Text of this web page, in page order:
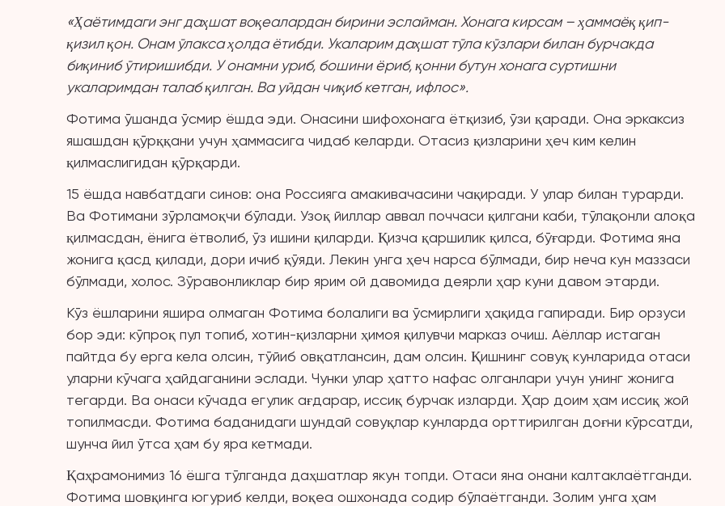
«Ҳаётимдаги энг даҳшат воқеалардан бирини эслайман. Хонага кирсам – ҳаммаёқ қип-
қизил қон. Онам ўлакса ҳолда ётибди. Укаларим даҳшат тўла кўзлари билан бурчакда
биқиниб ўтиришибди. У онамни уриб, бошини ёриб, қонни бутун хонага суртишни
укаларимдан талаб қилган. Ва уйдан чиқиб кетган, ифлос».
Фотима ўшанда ўсмир ёшда эди. Онасини шифохонага ётқизиб, ўзи қаради. Она эркаксиз
яшашдан қўрққани учун ҳаммасига чидаб келарди. Отасиз қизларини ҳеч ким келин
қилмаслигидан қўрқарди.
15 ёшда навбатдаги синов: она Россияга амакивачасини чақиради. У улар билан турарди.
Ва Фотимани зўрламоқчи бўлади. Узоқ йиллар аввал поччаси қилгани каби, тўлақонли алоқа
қилмасдан, ёнига ётволиб, ўз ишини қиларди. Қизча қаршилик қилса, бўғарди. Фотима яна
жонига қасд қилади, дори ичиб қўяди. Лекин унга ҳеч нарса бўлмади, бир неча кун маззаси
бўлмади, холос. Зўравонликлар бир ярим ой давомида деярли ҳар куни давом этарди.
Кўз ёшларини яшира олмаган Фотима болалиги ва ўсмирлиги ҳақида гапиради. Бир орзуси
бор эди: кўпроқ пул топиб, хотин-қизларни ҳимоя қилувчи марказ очиш. Аёллар истаган
пайтда бу ерга кела олсин, тўйиб овқатлансин, дам олсин. Қишнинг совуқ кунларида отаси
уларни кўчага ҳайдаганини эслади. Чунки улар ҳатто нафас олганлари учун унинг жонига
тегарди. Ва онаси кўчада егулик ағдарар, иссиқ бурчак изларди. Ҳар доим ҳам иссиқ жой
топилмасди. Фотима баданидаги шундай совуқлар кунларда орттирилган доғни кўрсатди,
шунча йил ўтса ҳам бу яра кетмади.
Қаҳрамонимиз 16 ёшга тўлганда даҳшатлар якун топди. Отаси яна онани калтаклаётганди.
Фотима шовқинга югуриб келди, воқеа ошхонада содир бўлаётганди. Золим унга ҳам